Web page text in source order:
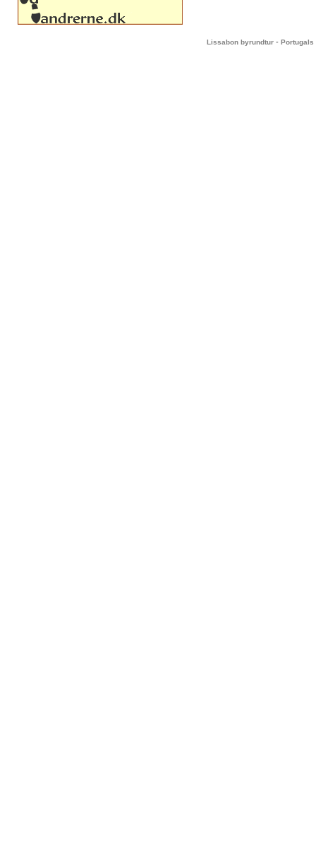
Lissabon byrundtur - Portugals